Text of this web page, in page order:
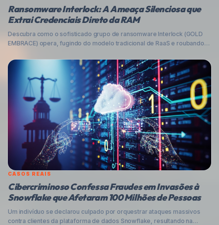
Ransomware Interlock: A Ameaça Silenciosa que
Extrai Credenciais Direto da RAM
Descubra como o sofisticado grupo de ransomware Interlock (GOLD
EMBRACE) opera, fugindo do modelo tradicional de RaaS e roubando
riscos e oferecemos dicas práticas para proteger sua empresa e seus
dados contra essa nova geração de ameaças cibernéticas no Brasil.
CASOS REAIS
Cibercriminoso Confessa Fraudes em Invasões à
Snowflake que Afetaram 100 Milhões de Pessoas
Um indivíduo se declarou culpado por orquestrar ataques massivos
contra clientes da plataforma de dados Snowflake, resultando na